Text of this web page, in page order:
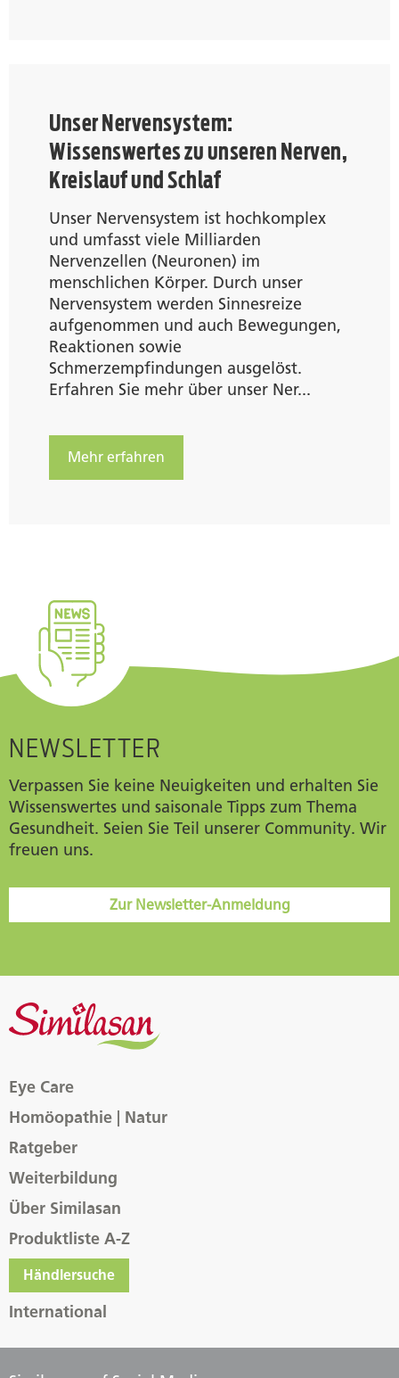
Unser Nervensystem:
Wissenswertes zu unseren Nerven,
Kreislauf und Schlaf
Unser Nervensystem ist hochkomplex
und umfasst viele Milliarden
Nervenzellen (Neuronen) im
menschlichen Körper. Durch unser
Nervensystem werden Sinnesreize
aufgenommen und auch Bewegungen,
Reaktionen sowie
Schmerzempfindungen ausgelöst.
Erfahren Sie mehr über unser Ner...
Mehr erfahren
NEWSLETTER
Verpassen Sie keine Neuigkeiten und erhalten Sie
Wissenswertes und saisonale Tipps zum Thema
Gesundheit. Seien Sie Teil unserer Community. Wir
freuen uns.
Zur Newsletter-Anmeldung
Eye Care
Homöopathie | Natur
Ratgeber
Weiterbildung
Über Similasan
Produktliste A-Z
Händlersuche
International